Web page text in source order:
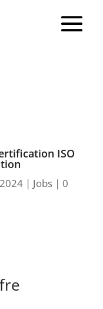
ISO
| Jobs| 0